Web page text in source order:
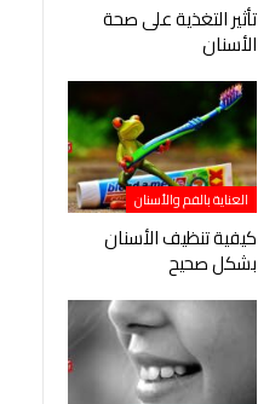
تأثير التغذية على صحة
الأسنان
العناية بالفم والأسنان
كيفية تنظيف الأسنان
بشكل صحيح